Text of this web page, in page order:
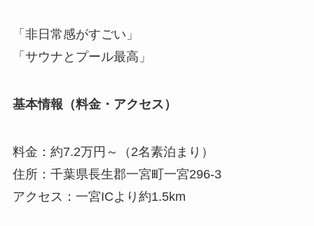
「非日常感がすごい」
「サウナとプール最高」
基本情報（料金・アクセス）
料金：約7.2万円～（2名素泊まり）
住所：千葉県長生郡一宮町一宮296-3
アクセス：一宮ICより約1.5km